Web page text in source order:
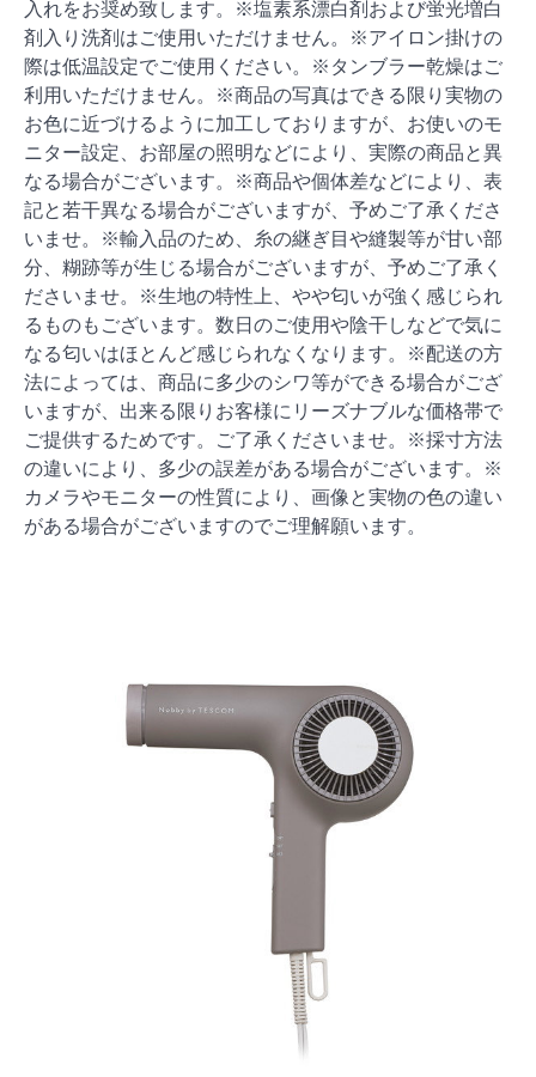
入れをお奨め致します。※塩素系漂白剤および蛍光増白
剤入り洗剤はご使用いただけません。※アイロン掛けの
際は低温設定でご使用ください。※タンブラー乾燥はご
利用いただけません。※商品の写真はできる限り実物の
お色に近づけるように加工しておりますが、お使いのモ
ニター設定、お部屋の照明などにより、実際の商品と異
なる場合がございます。※商品や個体差などにより、表
記と若干異なる場合がございますが、予めご了承くださ
いませ。※輸入品のため、糸の継ぎ目や縫製等が甘い部
分、糊跡等が生じる場合がございますが、予めご了承く
ださいませ。※生地の特性上、やや匂いが強く感じられ
るものもございます。数日のご使用や陰干しなどで気に
なる匂いはほとんど感じられなくなります。※配送の方
法によっては、商品に多少のシワ等ができる場合がござ
いますが、出来る限りお客様にリーズナブルな価格帯で
ご提供するためです。ご了承くださいませ。※採寸方法
の違いにより、多少の誤差がある場合がございます。※
カメラやモニターの性質により、画像と実物の色の違い
がある場合がございますのでご理解願います。